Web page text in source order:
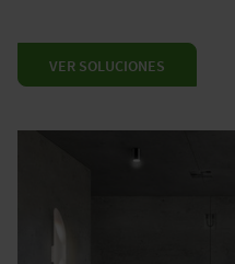
VER SOLUCIONES